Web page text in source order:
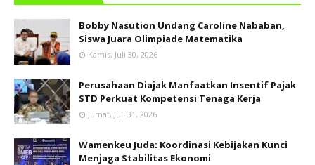
Bobby Nasution Undang Caroline Nababan,
Siswa Juara Olimpiade Matematika
Kamis, Juli 30, 2026
Perusahaan Diajak Manfaatkan Insentif Pajak
STD Perkuat Kompetensi Tenaga Kerja
Jumat, Juli 31, 2026
Wamenkeu Juda: Koordinasi Kebijakan Kunci
Menjaga Stabilitas Ekonomi